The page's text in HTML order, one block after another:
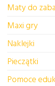
Maty do
Maxi gry
Naklejki
Pieczątki
Pomoce